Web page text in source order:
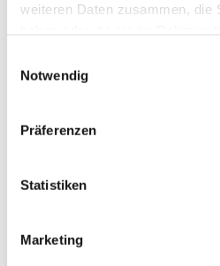
weiteren Daten zusammen, die
Notwendig
Präferenzen
Statistiken
Marketing